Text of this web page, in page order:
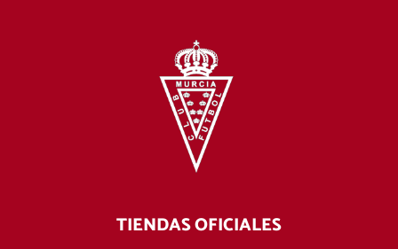
TIENDAS OFICIALES